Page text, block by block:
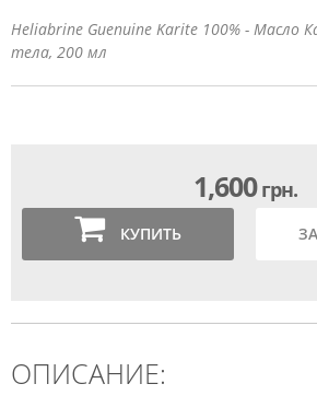
Heliabrine Guenuine Karite 100% - Масло
тела, 200 мл
1,600 грн.
КУПИТЬ
ОПИСАНИЕ: